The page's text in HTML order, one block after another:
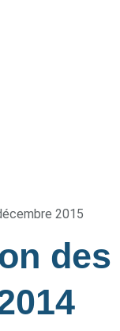
2015